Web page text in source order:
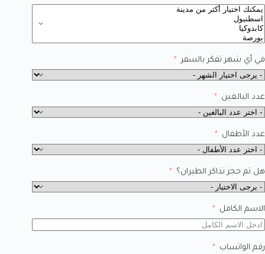
في أي شهر تفكر بالسفر
عدد البالغين
عدد الأطفال
هل تم حجز تذاكر الطيران؟
الاسم الكامل
رقم الواتساب